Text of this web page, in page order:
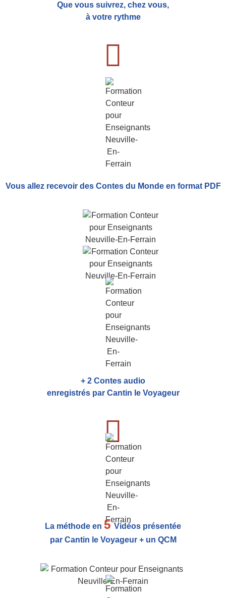
Que vous suivrez, chez vous,
à votre rythme
Vous allez recevoir des Contes du Monde en format PDF
+ 2 Contes audio
enregistrés par Cantin le Voyageur
La méthode en 5Vidéos présentée
par Cantin le Voyageur + un QCM